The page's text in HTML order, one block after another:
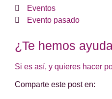
Eventos
Evento pasado
¿Te hemos
Si es así, y quieres hacer
Comparte este post en: